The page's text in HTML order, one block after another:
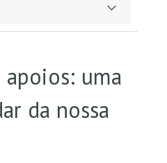
foram
sucesso?
de crédito dos
apoios: uma
da nossa